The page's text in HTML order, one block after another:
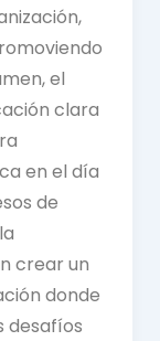
el
clara
en el día
de
crear un
donde
desafíos